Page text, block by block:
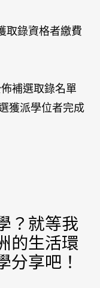
取錄資格者繳費
補選取錄名單
獲派學位者完成
？就等我
的生活環
分享吧！